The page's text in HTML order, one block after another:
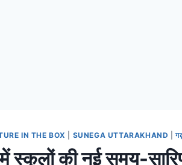
IN THE BOX SUNEGA UTTARAKHAND |
स्कूलों की नई समय-